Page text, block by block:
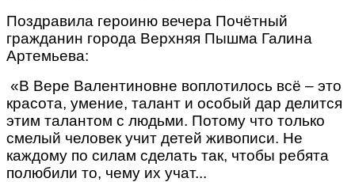
Поздравила героиню вечера Почётный
гражданин города Верхняя Пышма Галина
Артемьева:
«В Вере Валентиновне воплотилось всё – это
красота, умение, талант и особый дар делится
этим талантом с людьми. Потому что только
смелый человек учит детей живописи. Не
каждому по силам сделать так, чтобы ребята
полюбили то, чему их учат...